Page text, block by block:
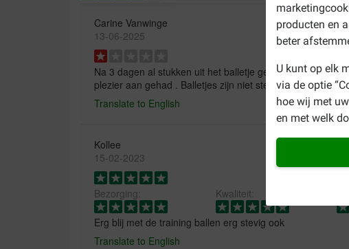
producten en
beter
U kunt op elk
via de optie
hoe wij met
en met welk
Carine Vanwinge
13-06-2025
Na 3 dagen al stukken uit het balletje gebeten door onze
plezier aan gehad . Balletjes zijn niet sterk of hard genoeg.
Translate to English
Kollee
15-02-2023
Bezorging: Kwaliteit:
Erg blij met de training ballen erg stevig ook
Translate to English